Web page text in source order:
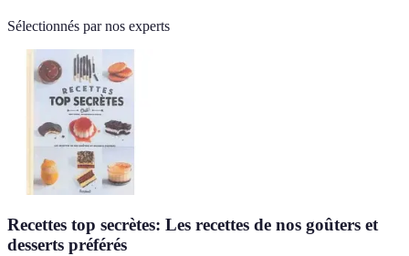
Sélectionnés par nos experts
Recettes top secrètes: Les recettes de nos goûters et
desserts préférés